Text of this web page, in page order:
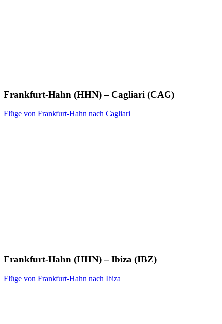
Frankfurt-Hahn (HHN) – Cagliari (CAG)
Flüge von Frankfurt-Hahn nach Cagliari
Frankfurt-Hahn (HHN) – Ibiza (IBZ)
Flüge von Frankfurt-Hahn nach Ibiza